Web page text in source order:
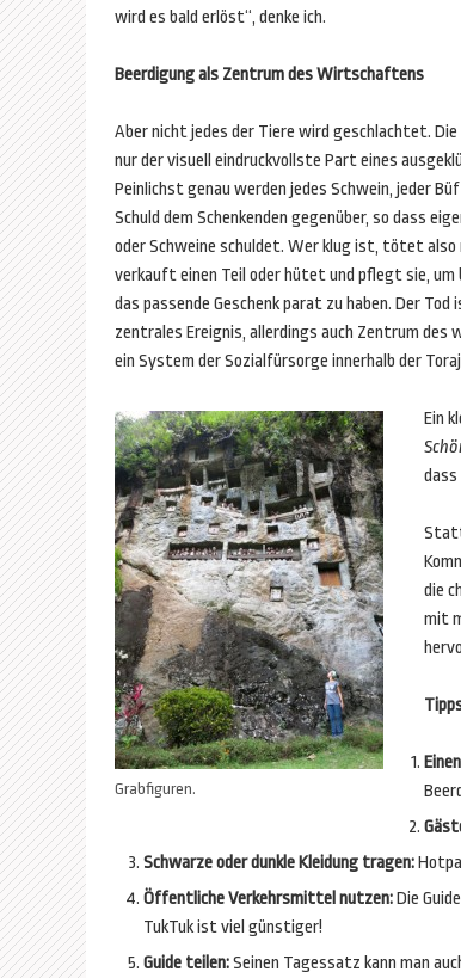
wird es bald erlöst“, denke ich.
Beerdigung als Zentrum des Wirtschaftens
Aber nicht jedes der Tiere wird geschlachtet.
nur der visuell eindruckvollste Part eines
Peinlichst genau werden jedes Schwein, jeder
Schuld dem Schenkenden gegenüber, so dass
oder Schweine schuldet. Wer klug ist, tötet also
verkauft einen Teil oder hütet und pflegt sie, um
das passende Geschenk parat zu haben. Der
zentrales Ereignis, allerdings auch Zentrum des
ein System der Sozialfürsorge innerhalb der
Grabfiguren.
Ein
Sch
die
mit
Schwarze oder dunkle Kleidung tragen:
Öffentliche Verkehrsmittel nutzen:Die
TukTuk ist viel günstiger!
Guide teilen:Seinen Tagessatz kann man